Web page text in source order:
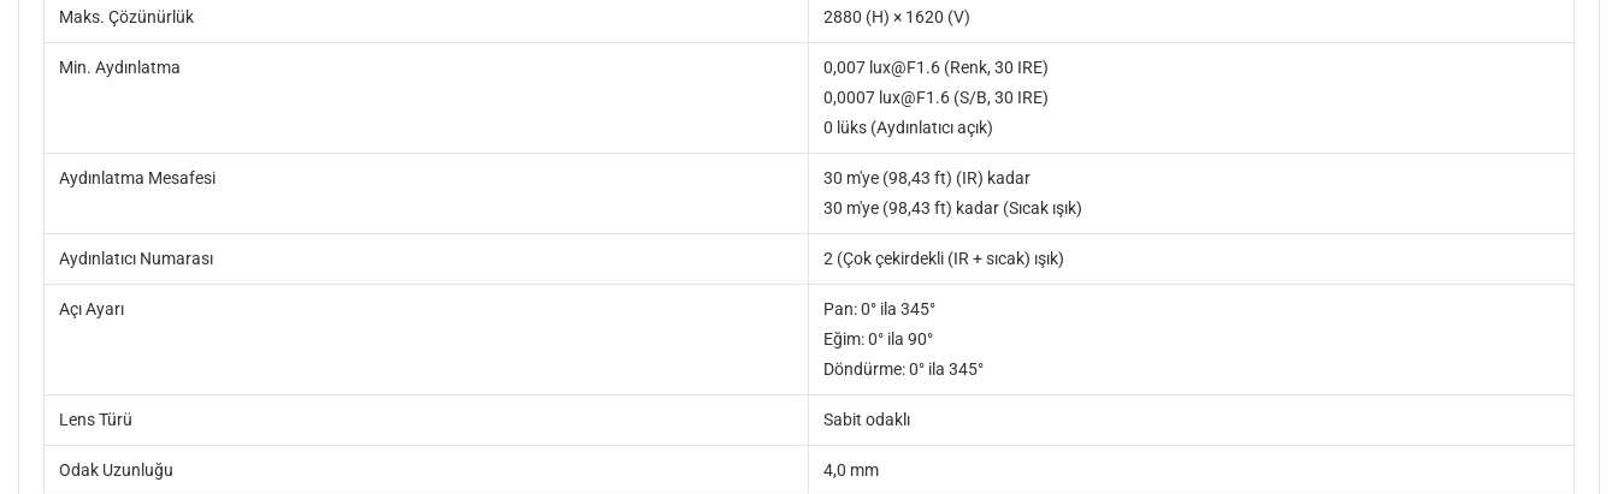
Maks. Çözünürlük 2880 (H) × 1620 (V)
Min. Aydınlatma
0,007 lux@F1.6 (Renk, 30 IRE)
0,0007 lux@F1.6 (S/B, 30 IRE)
0 lüks (Aydınlatıcı açık)
Aydınlatma Mesafesi
30 m'ye (98,43 ft) (IR) kadar
30 m'ye (98,43 ft) kadar (Sıcak ışık)
Aydınlatıcı Numarası 2 (Çok çekirdekli (IR + sıcak) ışık)
Açı Ayarı
Pan: 0° ila 345°
Eğim: 0° ila 90°
Döndürme: 0° ila 345°
Lens Türü Sabit odaklı
Odak Uzunluğu 4,0 mm